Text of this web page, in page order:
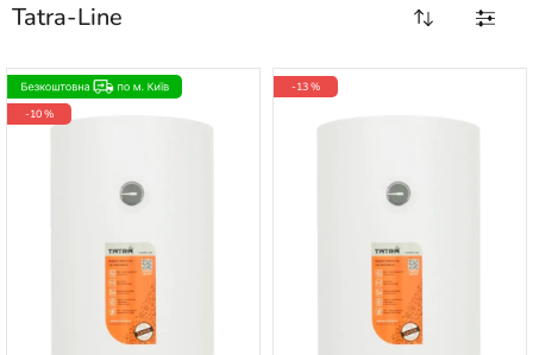
Tatra-Line
-10 %
-13 %